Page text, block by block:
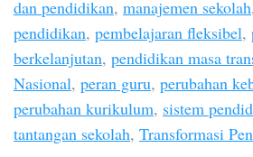
dan pendidikan, manajemen sekolah,
pendidikan, pembelajaran fleksibel,
berkelanjutan, pendidikan masa
Nasional, peran guru, perubahan
perubahan kurikulum, sistem
tantangan sekolah, Transformasi